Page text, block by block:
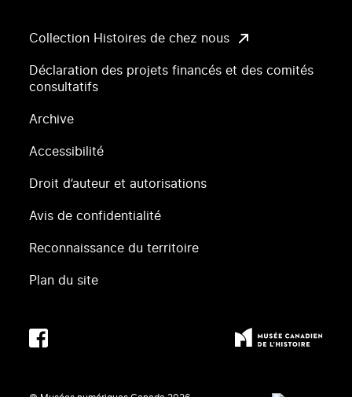
Collection Histoires de chez nous
Déclaration des projets financés et des comités
consultatifs
Archive
Accessibilité
Droit d’auteur et autorisations
Avis de confidentialité
Reconnaissance du territoire
Plan du site